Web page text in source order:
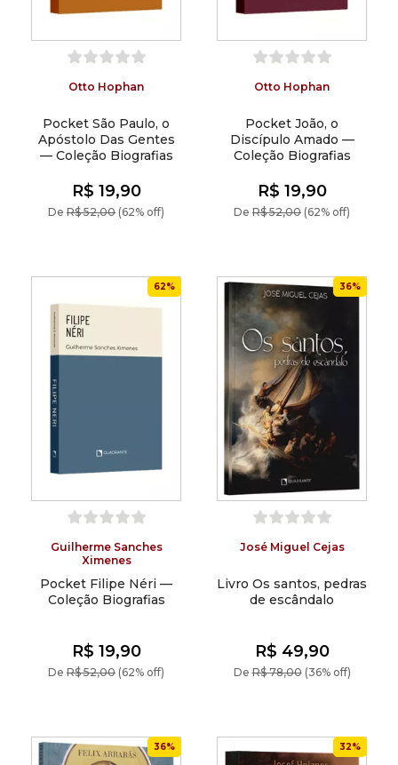
Otto Hophan
Pocket São Paulo, o
Apóstolo Das Gentes
— Coleção Biografias
De R$ 52,00 (62% off)
R$ 19,90
Otto Hophan
Pocket João, o
Discípulo Amado —
Coleção Biografias
De R$ 52,00 (62% off)
R$ 19,90
62%
Guilherme Sanches
Ximenes
Pocket Filipe Néri —
Coleção Biografias
De R$ 52,00 (62% off)
R$ 19,90
36%
José Miguel Cejas
Livro Os santos, pedras
de escândalo
DeR$ 78,00(36% off)
R$ 49,90
36% 32%